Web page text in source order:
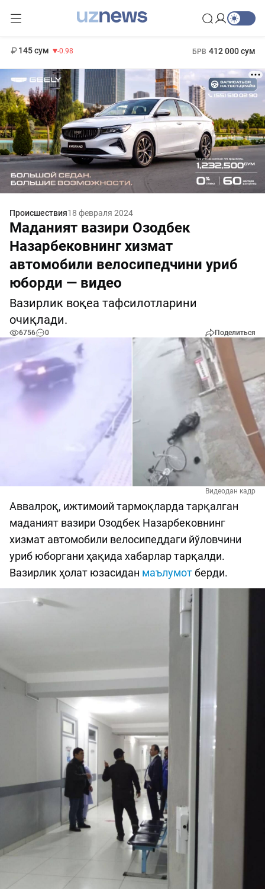
145 сум -0.98 БРВ 412 000 сум
Происшествия18 февраля 2024
Маданият вазири Озодбек
Назарбековнинг хизмат
автомобили велосипедчини уриб
юборди — видео
Вазирлик воқеа тафсилотларини
очиқлади.
6756 0 Поделиться
Видеодан кадр
Аввалроқ, ижтимоий тармоқларда тарқалган
маданият вазири Озодбек Назарбековнинг
хизмат автомобили велосипеддаги йўловчини
уриб юборгани ҳақида хабарлар тарқалди.
Вазирлик ҳолат юзасидан маълумотберди.